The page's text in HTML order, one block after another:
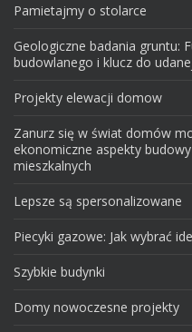
Pamietajmy o stolarce
Geologiczne badania gruntu:
budowlanego i klucz do
Projekty elewacji domow
Zanurz się w świat domów
ekonomiczne aspekty
mieszkalnych
Lepsze są spersonalizowane
Piecyki gazowe: Jak wybrać
Szybkie budynki
Domy nowoczesne projekty